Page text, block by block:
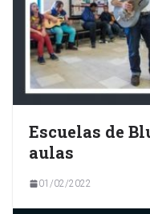
Escuelas de
aulas
01/02/2022